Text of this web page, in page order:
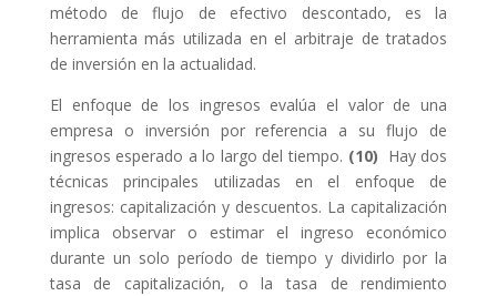
método de flujo de efectivo descontado, es la
herramienta más utilizada en el arbitraje de tratados
de inversión en la actualidad.
El enfoque de los ingresos evalúa el valor de una
empresa o inversión por referencia a su flujo de
ingresos esperado a lo largo del tiempo. (10) Hay dos
técnicas principales utilizadas en el enfoque de
ingresos: capitalización y descuentos. La capitalización
implica observar o estimar el ingreso económico
durante un solo período de tiempo y dividirlo por la
tasa de capitalización, o la tasa de rendimiento